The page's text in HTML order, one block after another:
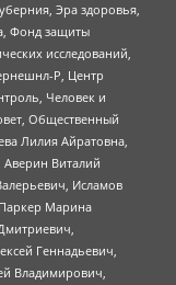
Эра здоровья,
Фонд защиты
исследований,
Р, Центр
Человек и
Общественный
Лилия Айратовна,
Аверин Виталий
Исламов
Марина
Геннадьевич,
Владимирович,